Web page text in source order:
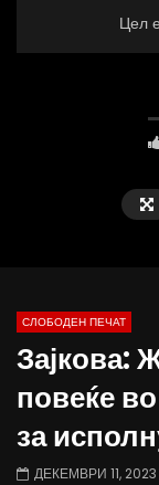
Цел
10:25
06.08.2026
АВГУСТ 6, 2026
СЛОБОДЕН ПЕЧАТ
Зајкова:
повеќе
за
ДЕКЕМВРИ 11, 2023